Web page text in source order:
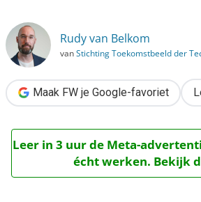
Rudy van Belkom
vanStichting Toekomstbeeld der
Maak FW je Google-favoriet
Leer in 3 uur de Meta-
écht werken. Bekijk